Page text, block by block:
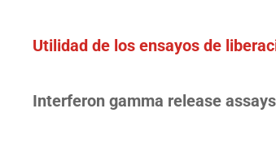
Utilidad de los ensayos de
Interferon gamma release